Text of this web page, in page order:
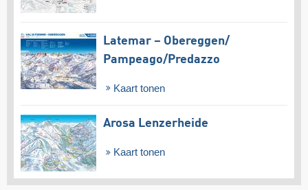
Latemar – Obereggen/​
Pampeago/​Predazzo
Kaart tonen
Arosa Lenzerheide
Kaart tonen